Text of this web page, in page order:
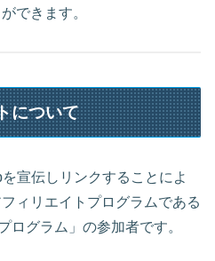
できます。
について
宣伝しリンクすることによ
ィリエイトプログラムである
ログラム」の参加者です。